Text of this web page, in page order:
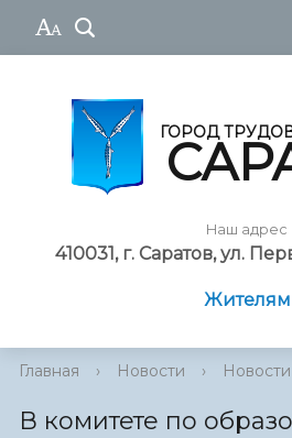
ГОРОД
Наш адрес
410031, г. Саратов, ул.
Жителям
Главная › Новости ›
В комитете по